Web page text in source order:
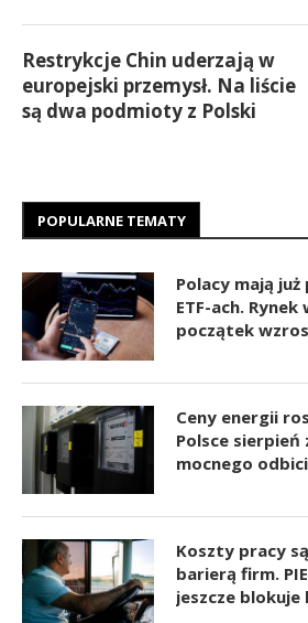
Restrykcje Chin uderzają w
europejski przemysł. Na liście
są dwa podmioty z Polski
POPULARNE TEMATY
Polacy mają
ETF-ach.
początek
Ceny energii
Polsce sierpień
mocnego
Koszty pracy
barierą firm.
jeszcze blokuje